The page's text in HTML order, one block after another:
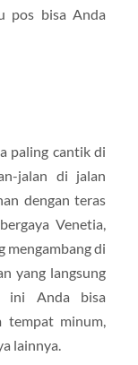
pos bisa Anda
paling cantik di
jalan di jalan
dengan teras
Venetia,
mengambang di
yang langsung
ini Anda bisa
tempat minum,
lainnya.